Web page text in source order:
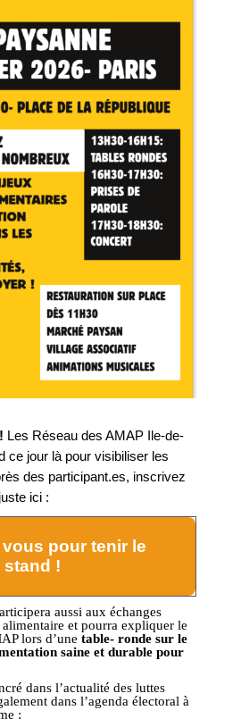
Les Réseau des AMAP Ile-de-
ce jour là pour visibiliser les
des participant.es, inscrivez
ici :
pour tenir le
stand !
aussi aux échanges
et pourra expliquer le
lors d’une table- ronde sur le
saine et durable pour
dans l’actualité des luttes
dans l’agenda électoral à
: